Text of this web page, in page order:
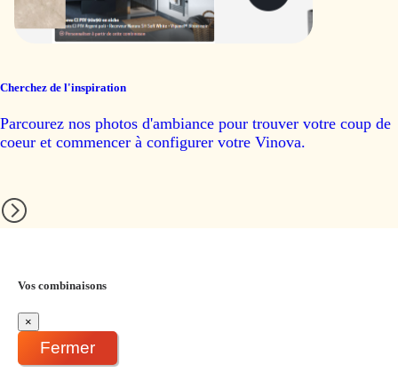
Cherchez de l'inspiration
Parcourez nos photos d'ambiance pour trouver votre coup de
coeur et commencer à configurer votre Vinova.
Vos combinaisons
×
Fermer